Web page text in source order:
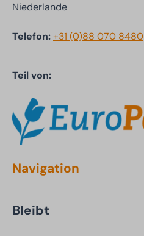
Niederlande
Telefon:+31 (0)88 070 8480
Teil von:
Navigation
Bleibt